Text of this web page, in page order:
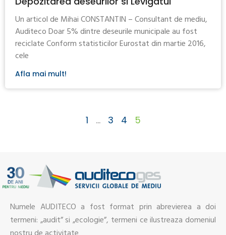
Un articol de Mihai CONSTANTIN – Consultant de mediu,
Auditeco Doar 5% dintre deseurile municipale au fost
reciclate Conform statisticilor Eurostat din martie 2016,
cele
Afla mai mult!
1 … 3 4 5
Numele AUDITECO a fost format prin abrevierea a doi
termeni: „audit” si „ecologie”, termeni ce ilustreaza domeniul